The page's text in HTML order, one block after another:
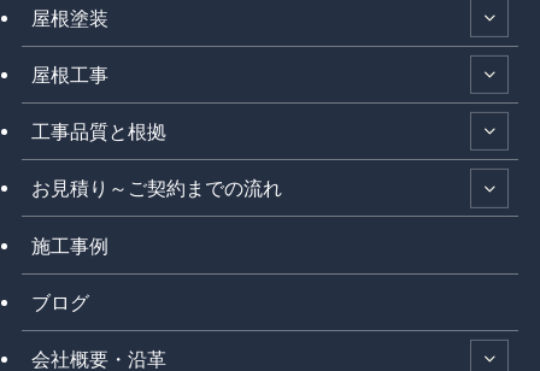
屋根塗装
屋根工事
工事品質と根拠
お見積り～ご契約までの流れ
施工事例
ブログ
会社概要・沿革